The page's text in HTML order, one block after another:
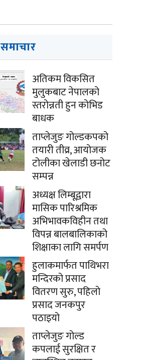
अतिकम विकसित
मुलुकबाट नेपालको
स्तरोन्नती हुन कोभिड
बाधक
ताप्लेजुङ गोल्डकपको
तयारी तीव्र, आयोजक
टोलीका खेलाडी छनोट
सम्पन्न
अध्यक्ष लिम्बूद्वारा
मासिक पारिश्रमिक
अभिभावकविहीन तथा
विपन्न बालबालिकाको
शिक्षाका लागि समर्पण
हुलाकमार्फत पाथिभरा
मन्दिरको प्रसाद
वितरण सुरु, पहिलो
प्रसाद जनकपुर
पठाइयो
ताप्लेजुङ गोल्ड
कपलाई सुरक्षित र